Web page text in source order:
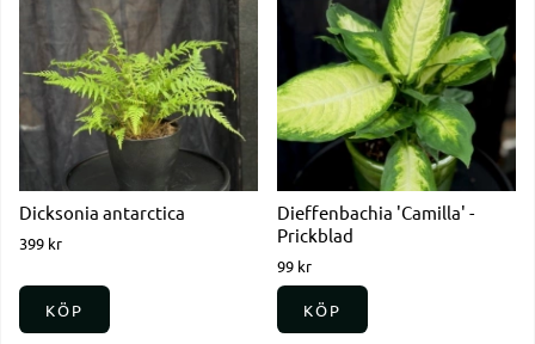
Dicksonia antarctica
399 kr
KÖP
Dieffenbachia 'Camilla' -
Prickblad
99 kr
KÖP